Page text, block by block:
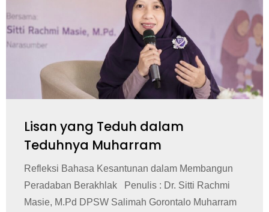
Lisan yang Teduh dalam
Teduhnya Muharram
Refleksi Bahasa Kesantunan dalam Membangun
Peradaban Berakhlak Penulis : Dr. Sitti Rachmi
Masie, M.Pd DPSW Salimah Gorontalo Muharram